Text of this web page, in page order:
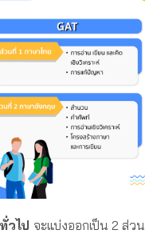
วไป จะแบ่งออกเป็น 2 ส่วน